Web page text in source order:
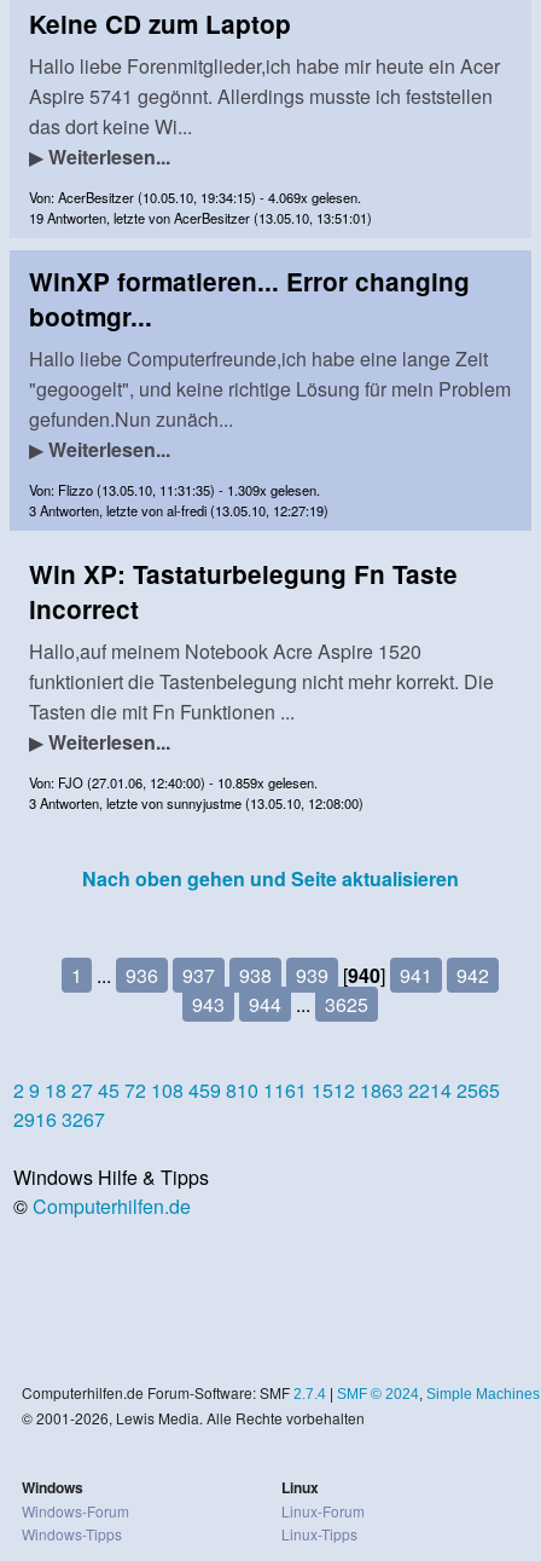
Keine CD zum Laptop
Hallo liebe Forenmitglieder,ich habe mir heute ein Acer
Aspire 5741 gegönnt. Allerdings musste ich feststellen
das dort keine Wi...
▶Weiterlesen...
Von: AcerBesitzer (10.05.10, 19:34:15) - 4.069x gelesen.
19 Antworten, letzte von AcerBesitzer (13.05.10, 13:51:01)
WinXP formatieren... Error changing
bootmgr...
Hallo liebe Computerfreunde,ich habe eine lange Zeit
"gegoogelt", und keine richtige Lösung für mein Problem
gefunden.Nun zunäch...
▶Weiterlesen...
Von: Flizzo (13.05.10, 11:31:35) - 1.309x gelesen.
3 Antworten, letzte von al-fredi (13.05.10, 12:27:19)
Win XP: Tastaturbelegung Fn Taste
incorrect
Hallo,auf meinem Notebook Acre Aspire 1520
funktioniert die Tastenbelegung nicht mehr korrekt. Die
Tasten die mit Fn Funktionen ...
▶Weiterlesen...
Von: FJO (27.01.06, 12:40:00) - 10.859x gelesen.
3 Antworten, letzte von sunnyjustme (13.05.10, 12:08:00)
Nach oben gehen und Seite aktualisieren
1 ... 936 937 938 939 [940] 941
942
943
944 ... 3625
29 18 274572 108 459 810 1161 1512 1863 22142565
29163267
Windows Hilfe & Tipps
©Computerhilfen.de
Computerhilfen.de Forum-Software: SMF 2.7.4| SMF © 2024, Simple Machines
© 2001-2026, Lewis Media. Alle Rechte vorbehalten
Windows
Windows-Forum
Windows-Tipps
Linux
Linux-Forum
Linux-Tipps